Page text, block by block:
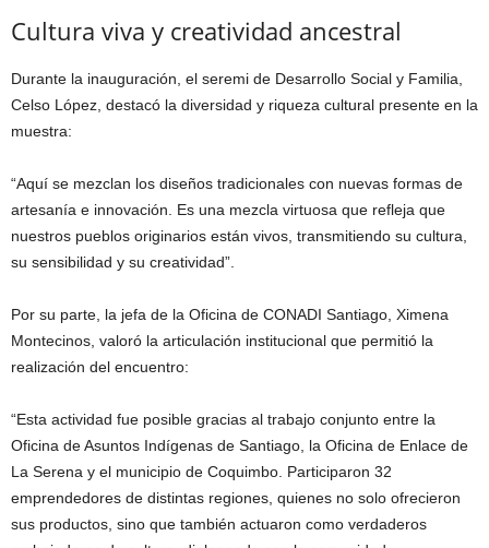
Cultura viva y creatividad ancestral
Durante la inauguración, el seremi de Desarrollo Social y Familia,
Celso López, destacó la diversidad y riqueza cultural presente en la
muestra:
“Aquí se mezclan los diseños tradicionales con nuevas formas de
artesanía e innovación. Es una mezcla virtuosa que refleja que
nuestros pueblos originarios están vivos, transmitiendo su cultura,
su sensibilidad y su creatividad”.
Por su parte, la jefa de la Oficina de CONADI Santiago, Ximena
Montecinos, valoró la articulación institucional que permitió la
realización del encuentro:
“Esta actividad fue posible gracias al trabajo conjunto entre la
Oficina de Asuntos Indígenas de Santiago, la Oficina de Enlace de
La Serena y el municipio de Coquimbo. Participaron 32
emprendedores de distintas regiones, quienes no solo ofrecieron
sus productos, sino que también actuaron como verdaderos